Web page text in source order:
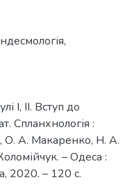
,
І, ІІ. Вступ до
Спланхнологія :
О. А. Макаренко, Н. А.
– Одеса :
2020. – 120 с.